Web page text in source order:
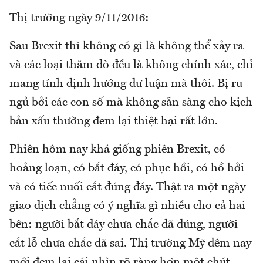
Thị trường ngày 9/11/2016:
Sau Brexit thì không có gì là không thể xảy ra
và các loại thăm dò đều là không chính xác, chỉ
mang tính định hướng dư luận mà thôi. Bị ru
ngủ bởi các con số mà không sẵn sàng cho kịch
bản xấu thường đem lại thiệt hại rất lớn.
Phiên hôm nay khá giống phiên Brexit, có
hoảng loạn, có bắt đáy, có phục hồi, có hồ hởi
và có tiếc nuối cắt đúng đáy. Thật ra một ngày
giao dịch chẳng có ý nghĩa gì nhiều cho cả hai
bên: người bắt đáy chưa chắc đã đúng, người
cắt lỗ chưa chắc đã sai. Thị trường Mỹ đêm nay